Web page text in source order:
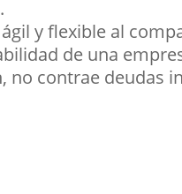
y flexible al
de una
no contrae deudas